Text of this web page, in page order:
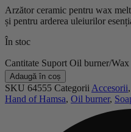
Arzător ceramic pentru wax
și pentru arderea uleiurilor
În stoc
Cantitate Suport Oil burner/
Adaugă în coș
SKU 64555 CategoriiAccesorii,
Hand of Hamsa, Oil burner,